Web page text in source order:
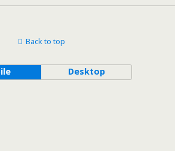
Back to top
Desktop